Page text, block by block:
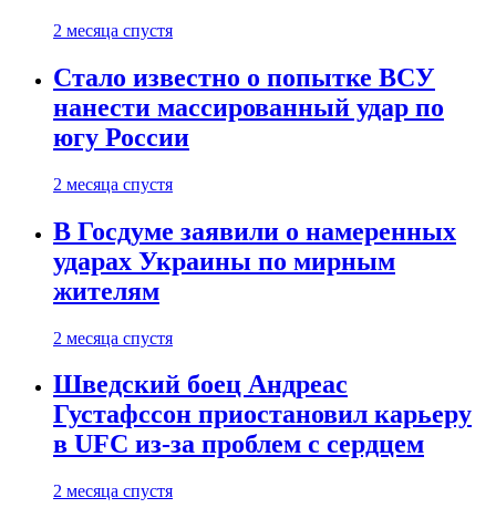
2 месяца спустя
Стало известно о попытке ВСУ
нанести массированный удар по
югу России
2 месяца спустя
В Госдуме заявили о намеренных
ударах Украины по мирным
жителям
2 месяца спустя
Шведский боец Андреас
Густафссон приостановил карьеру
в UFC из-за проблем с сердцем
2 месяца спустя